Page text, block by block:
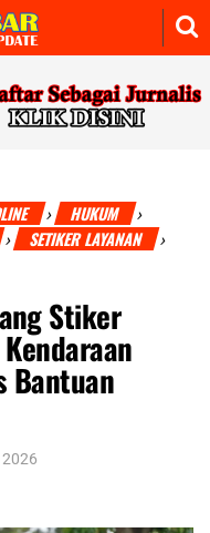
› HUKUM ›
› SETIKER LAYANAN ›
Stiker
Bantuan